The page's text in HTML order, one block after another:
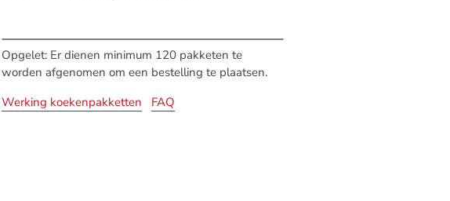
Opgelet: Er dienen minimum 120 pakketen te
worden afgenomen om een bestelling te plaatsen.
Werking koekenpakketten
FAQ